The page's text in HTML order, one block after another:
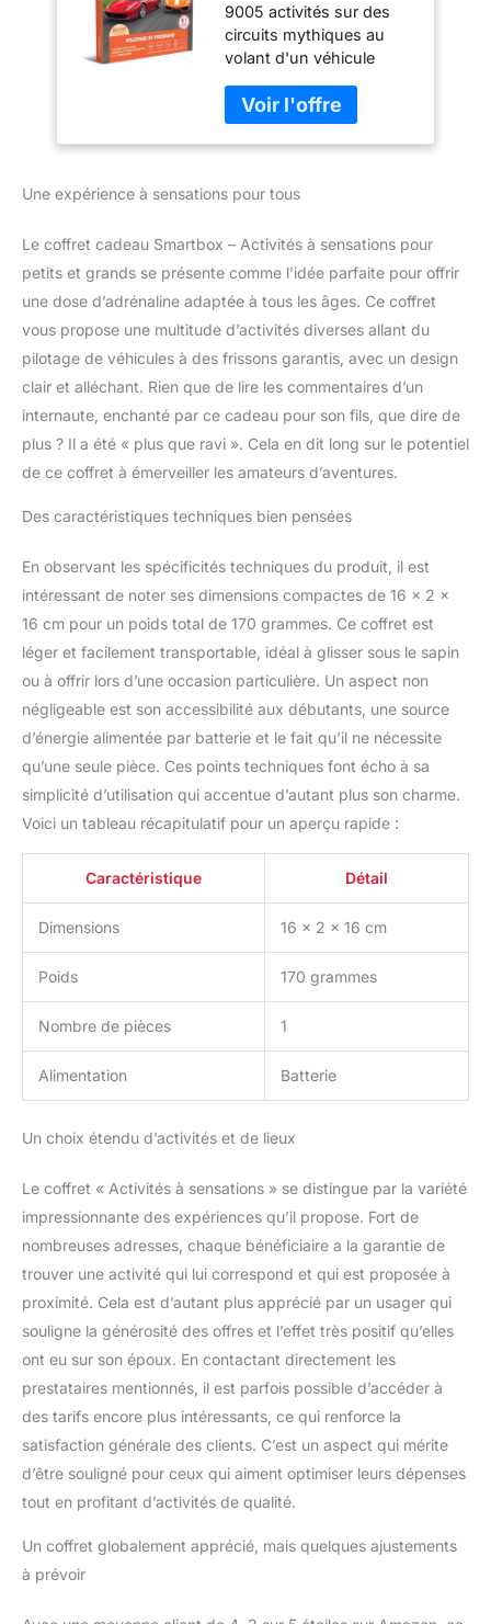
Cadeau à
Sensations - Un
Stage de Pilotage
pour 1 ou 2
Personnes
9005 activités sur des
circuits mythiques au
volant d'un véhicule
flexibilité : Smartbox
propose des coffrets
cadeaux valables 39
date d'achat avec
pendant cette période
Liberté et flexibilité :
Smartbox offre une
validité jusqu’à 3 ans et 3
mois à partir de la date
d'achat avec échange
gratuit et illimité sur cette
proches ou des amis
amateurs de voitures de
course Chaque coffret
contient un chèque-
de prix et un catalogue
d'activités renfermant
des instructions relatives
à l'utilisation de nos
services
Une expérience à sensations pour tous
Le coffret cadeau Smartbox – Activités à sensations pour
petits et grands se présente comme l’idée parfaite pour offrir
une dose d’adrénaline adaptée à tous les âges. Ce coffret
vous propose une multitude d’activités diverses allant du
pilotage de véhicules à des frissons garantis, avec un design
clair et alléchant. Rien que de lire les commentaires d’un
internaute, enchanté par ce cadeau pour son fils, que dire de
plus ? Il a été « plus que ravi ». Cela en dit long sur le potentiel
de ce coffret à émerveiller les amateurs d’aventures.
Des caractéristiques techniques bien pensées
En observant les spécificités techniques du produit, il est
intéressant de noter ses dimensions compactes de 16 x 2 x
16 cm pour un poids total de 170 grammes. Ce coffret est
léger et facilement transportable, idéal à glisser sous le sapin
ou à offrir lors d’une occasion particulière. Un aspect non
négligeable est son accessibilité aux débutants, une source
d’énergie alimentée par batterie et le fait qu’il ne nécessite
qu’une seule pièce. Ces points techniques font écho à sa
simplicité d’utilisation qui accentue d’autant plus son charme.
Voici un tableau récapitulatif pour un aperçu rapide :
Caractéristique Détail
Dimensions 16 x 2 x 16 cm
Poids 170 grammes
Nombre de pièces 1
Alimentation Batterie
Un choix étendu d’activités et de lieux
Le coffret « Activités à sensations » se distingue par la variété
impressionnante des expériences qu’il propose. Fort de
nombreuses adresses, chaque bénéficiaire a la garantie de
trouver une activité qui lui correspond et qui est proposée à
proximité. Cela est d’autant plus apprécié par un usager qui
souligne la générosité des offres et l’effet très positif qu’elles
ont eu sur son époux. En contactant directement les
prestataires mentionnés, il est parfois possible d’accéder à
des tarifs encore plus intéressants, ce qui renforce la
satisfaction générale des clients. C’est un aspect qui mérite
d’être souligné pour ceux qui aiment optimiser leurs dépenses
tout en profitant d’activités de qualité.
Un coffret globalement apprécié, mais quelques ajustements
à prévoir